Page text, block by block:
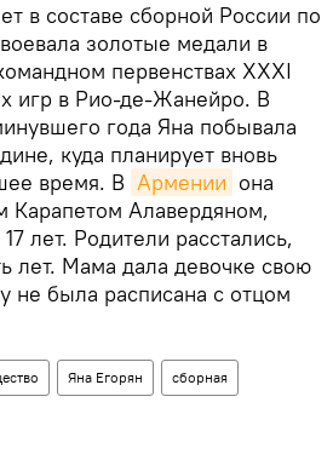
в составе сборной России по
золотые медали в
первенствах XXXI
игр в Рио-де-Жанейро. В
года Яна побывала
куда планирует вновь
время. В Армении она
Карапетом Алавердяном,
лет. Родители расстались,
лет. Мама дала девочке свою
не была расписана с отцом
Яна Егорян сборная